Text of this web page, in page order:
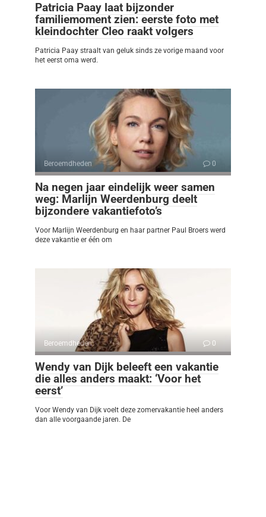
Patricia Paay laat bijzonder
familiemoment zien: eerste foto met
kleindochter Cleo raakt volgers
Patricia Paay straalt van geluk sinds ze vorige maand voor
het eerst oma werd.
Beroemdheden 0
Na negen jaar eindelijk weer samen
weg: Marlijn Weerdenburg deelt
bijzondere vakantiefoto’s
Voor Marlijn Weerdenburg en haar partner Paul Broers werd
deze vakantie er één om
Beroemdheden 0
Wendy van Dijk beleeft een vakantie
die alles anders maakt: ‘Voor het
eerst’
Voor Wendy van Dijk voelt deze zomervakantie heel anders
dan alle voorgaande jaren. De